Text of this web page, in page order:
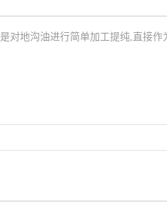
对地沟油进行简单加工提纯,直接